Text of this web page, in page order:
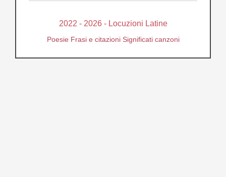
2022 - 2026 - Locuzioni Latine
Poesie Frasi e citazioni Significati canzoni